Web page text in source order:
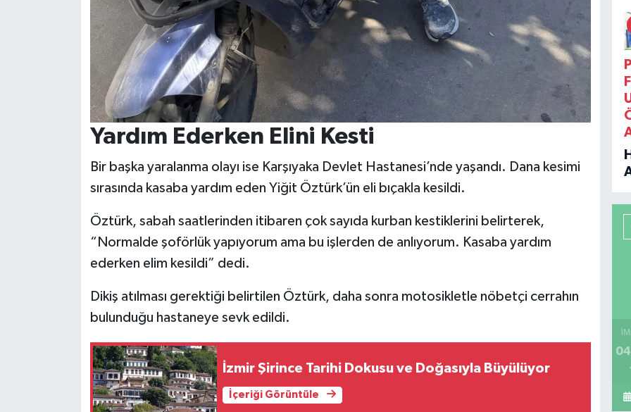
Yardım Ederken Elini Kesti
Bir başka yaralanma olayı ise Karşıyaka Devlet Hastanesi’nde yaşandı. Dana kesimi
sırasında kasaba yardım eden Yiğit Öztürk’ün eli bıçakla kesildi.
Öztürk, sabah saatlerinden itibaren çok sayıda kurban kestiklerini belirterek,
“Normalde şoförlük yapıyorum ama bu işlerden de anlıyorum. Kasaba yardım
ederken elim kesildi” dedi.
Dikiş atılması gerektiği belirtilen Öztürk, daha sonra motosikletle nöbetçi cerrahın
bulunduğu hastaneye sevk edildi.
İzmir Şirince Tarihi Dokusu ve Doğasıyla Büyülüyor
İçeriği Görüntüle